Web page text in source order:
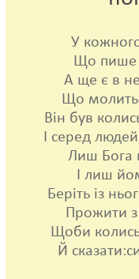
У
Що пише
А ще є в
Що
Він був
І серед
Лиш Бога
І лиш
Беріть із
Прожити з
Щоби
Й